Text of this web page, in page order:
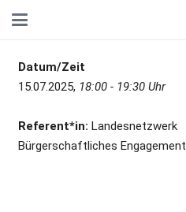
Datum/Zeit
15.07.2025, 18:00 - 19:30 Uhr
Referent*in: Landesnetzwerk
Bürgerschaftliches Engagement